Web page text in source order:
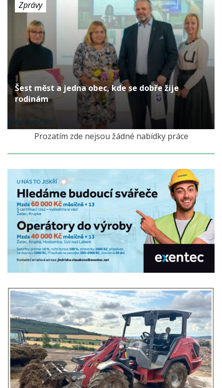
Zprávy
Šest měst a jedna obec, kde se dobře žije
rodinám
před 9 měsíci
Prozatím zde nejsou žádné nabídky práce